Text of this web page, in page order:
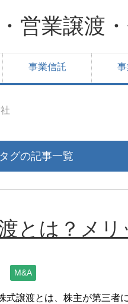
営業譲渡
事業信託
グの記事一覧
とは？メ
M&A
式譲渡とは、株主が第三者